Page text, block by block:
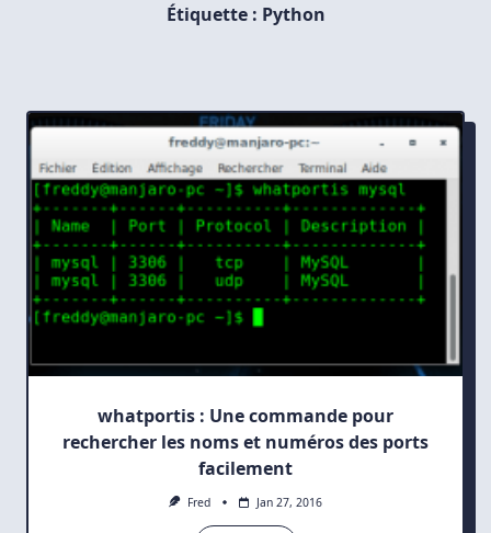
Étiquette : Python
whatportis : Une commande pour
rechercher les noms et numéros des ports
facilement
Fred Jan 27, 2016